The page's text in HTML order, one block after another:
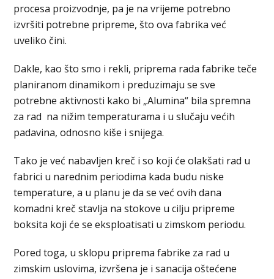
procesa proizvodnje, pa je na vrijeme potrebno
izvršiti potrebne pripreme, što ova fabrika već
uveliko čini.
Dakle, kao što smo i rekli, priprema rada fabrike teče
planiranom dinamikom i preduzimaju se sve
potrebne aktivnosti kako bi „Alumina“ bila spremna
za rad na nižim temperaturama i u slučaju većih
padavina, odnosno kiše i snijega.
Tako je već nabavljen kreč i so koji će olakšati rad u
fabrici u narednim periodima kada budu niske
temperature, a u planu je da se već ovih dana
komadni kreč stavlja na stokove u cilju pripreme
boksita koji će se eksploatisati u zimskom periodu.
Pored toga, u sklopu priprema fabrike za rad u
zimskim uslovima, izvršena je i sanacija oštećene